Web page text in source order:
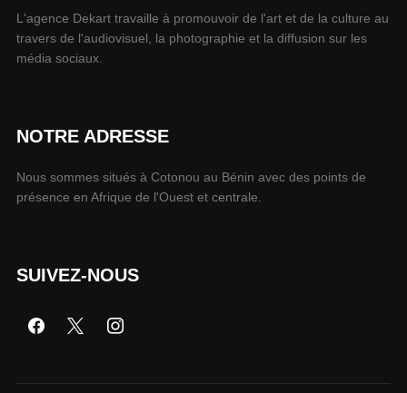
L'agence Dekart travaille à promouvoir de l'art et de la culture au
travers de l'audiovisuel, la photographie et la diffusion sur les
média sociaux.
NOTRE ADRESSE
Nous sommes situés à Cotonou au Bénin avec des points de
présence en Afrique de l'Ouest et centrale.
SUIVEZ-NOUS